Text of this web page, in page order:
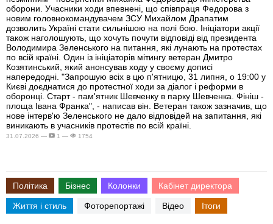
оборони. Учасники ходи впевнені, що співпраця Федорова з
новим головнокомандувачем ЗСУ Михайлом Драпатим
дозволить Україні стати сильнішою на полі бою. Ініціатори акції
також наголошують, що хочуть почути відповіді від президента
Володимира Зеленського на питання, які лунають на протестах
по всій країні. Один із ініціаторів мітингу ветеран Дмитро
Козятинський, який анонсував ходу у своєму дописі
напередодні. "Запрошую всіх в цю п'ятницю, 31 липня, о 19:00 у
Києві доєднатися до протестної ходи за діалог і реформи в
оборонці. Старт - пам'ятник Шевченку в парку Шевченка. Фініш -
площа Івана Франка", - написав він. Ветеран також зазначив, що
нове інтерв'ю Зеленського не дало відповідей на запитання, які
виникають в учасників протестів по всій країні.
31.07.2026 — 1 — 1754
Політика Бізнес Колонки Кабінет директора
Життя і стиль Фоторепортажі Відео Ітоги